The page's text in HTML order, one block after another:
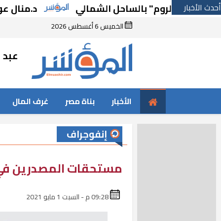
أحدث الأخبار
الروم" بالساحل الشمالي د.منال عوض
الخميس 6 أغسطس 2026
الأخبار بناة مصر غرف المال
إنفوجراف
مستحقات المصدرين في